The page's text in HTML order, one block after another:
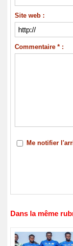
Site web :
Commentaire * :
Me notifier
Dans la même